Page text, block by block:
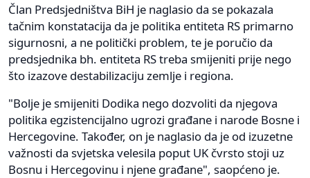
Član Predsjedništva BiH je naglasio da se pokazala
tačnim konstatacija da je politika entiteta RS primarno
sigurnosni, a ne politički problem, te je poručio da
predsjednika bh. entiteta RS treba smijeniti prije nego
što izazove destabilizaciju zemlje i regiona.
"Bolje je smijeniti Dodika nego dozvoliti da njegova
politika egzistencijalno ugrozi građane i narode Bosne i
Hercegovine. Također, on je naglasio da je od izuzetne
važnosti da svjetska velesila poput UK čvrsto stoji uz
Bosnu i Hercegovinu i njene građane", saopćeno je.